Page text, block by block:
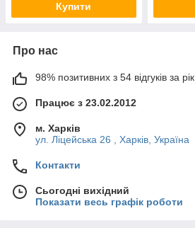
Купити
Про нас
98% позитивних з 54 відгуків за рік
Працює з 23.02.2012
м. Харків
ул. Ліцейська 26 , Харків, Україна
Контакти
Сьогодні вихідний
Показати весь графік роботи